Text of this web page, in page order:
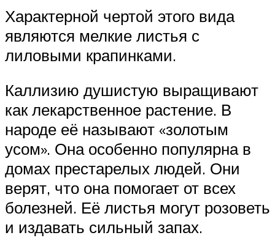
Характерной чертой этого вида
являются мелкие листья с
лиловыми крапинками.
Каллизию душистую выращивают
как лекарственное растение. В
народе её называют «золотым
усом». Она особенно популярна в
домах престарелых людей. Они
верят, что она помогает от всех
болезней. Её листья могут розоветь
и издавать сильный запах.